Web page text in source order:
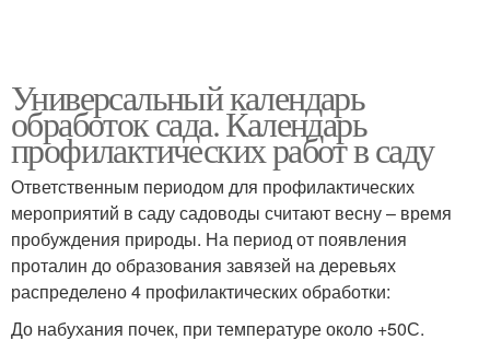
Универсальный календарь
обработок сада. Календарь
профилактических работ в саду
Ответственным периодом для профилактических
мероприятий в саду садоводы считают весну – время
пробуждения природы. На период от появления
проталин до образования завязей на деревьях
распределено 4 профилактических обработки:
До набухания почек, при температуре около +50С.